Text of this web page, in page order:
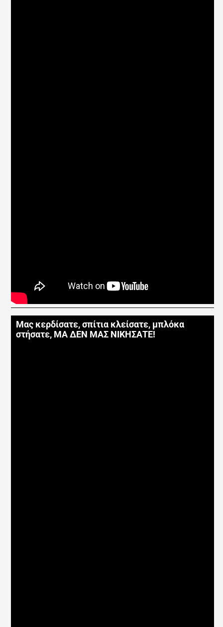
Μας κερδίσατε, σπίτια κλείσατε, μπλόκα
στήσατε, ΜΑ ΔΕΝ ΜΑΣ ΝΙΚΗΣΑΤΕ!